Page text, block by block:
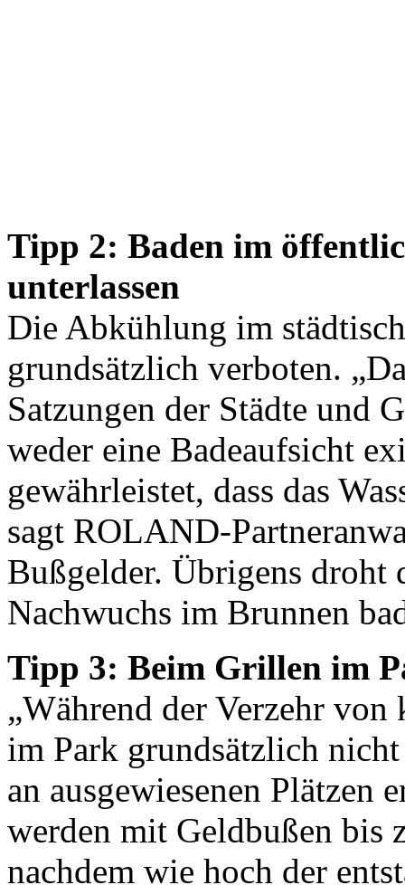
Tipp 2: Baden im
unterlassen
Die Abkühlung im
grundsätzlich verboten.
Satzungen der Städte und
weder eine Badeaufsicht
gewährleistet, dass das
sagt ROLAND-
Bußgelder. Übrigens droht
Nachwuchs im Brunnen
Tipp 3: Beim Grillen im
„Während der Verzehr
im Park grundsätzlich
an ausgewiesenen Plätzen
werden mit Geldbußen bis
nachdem wie hoch der